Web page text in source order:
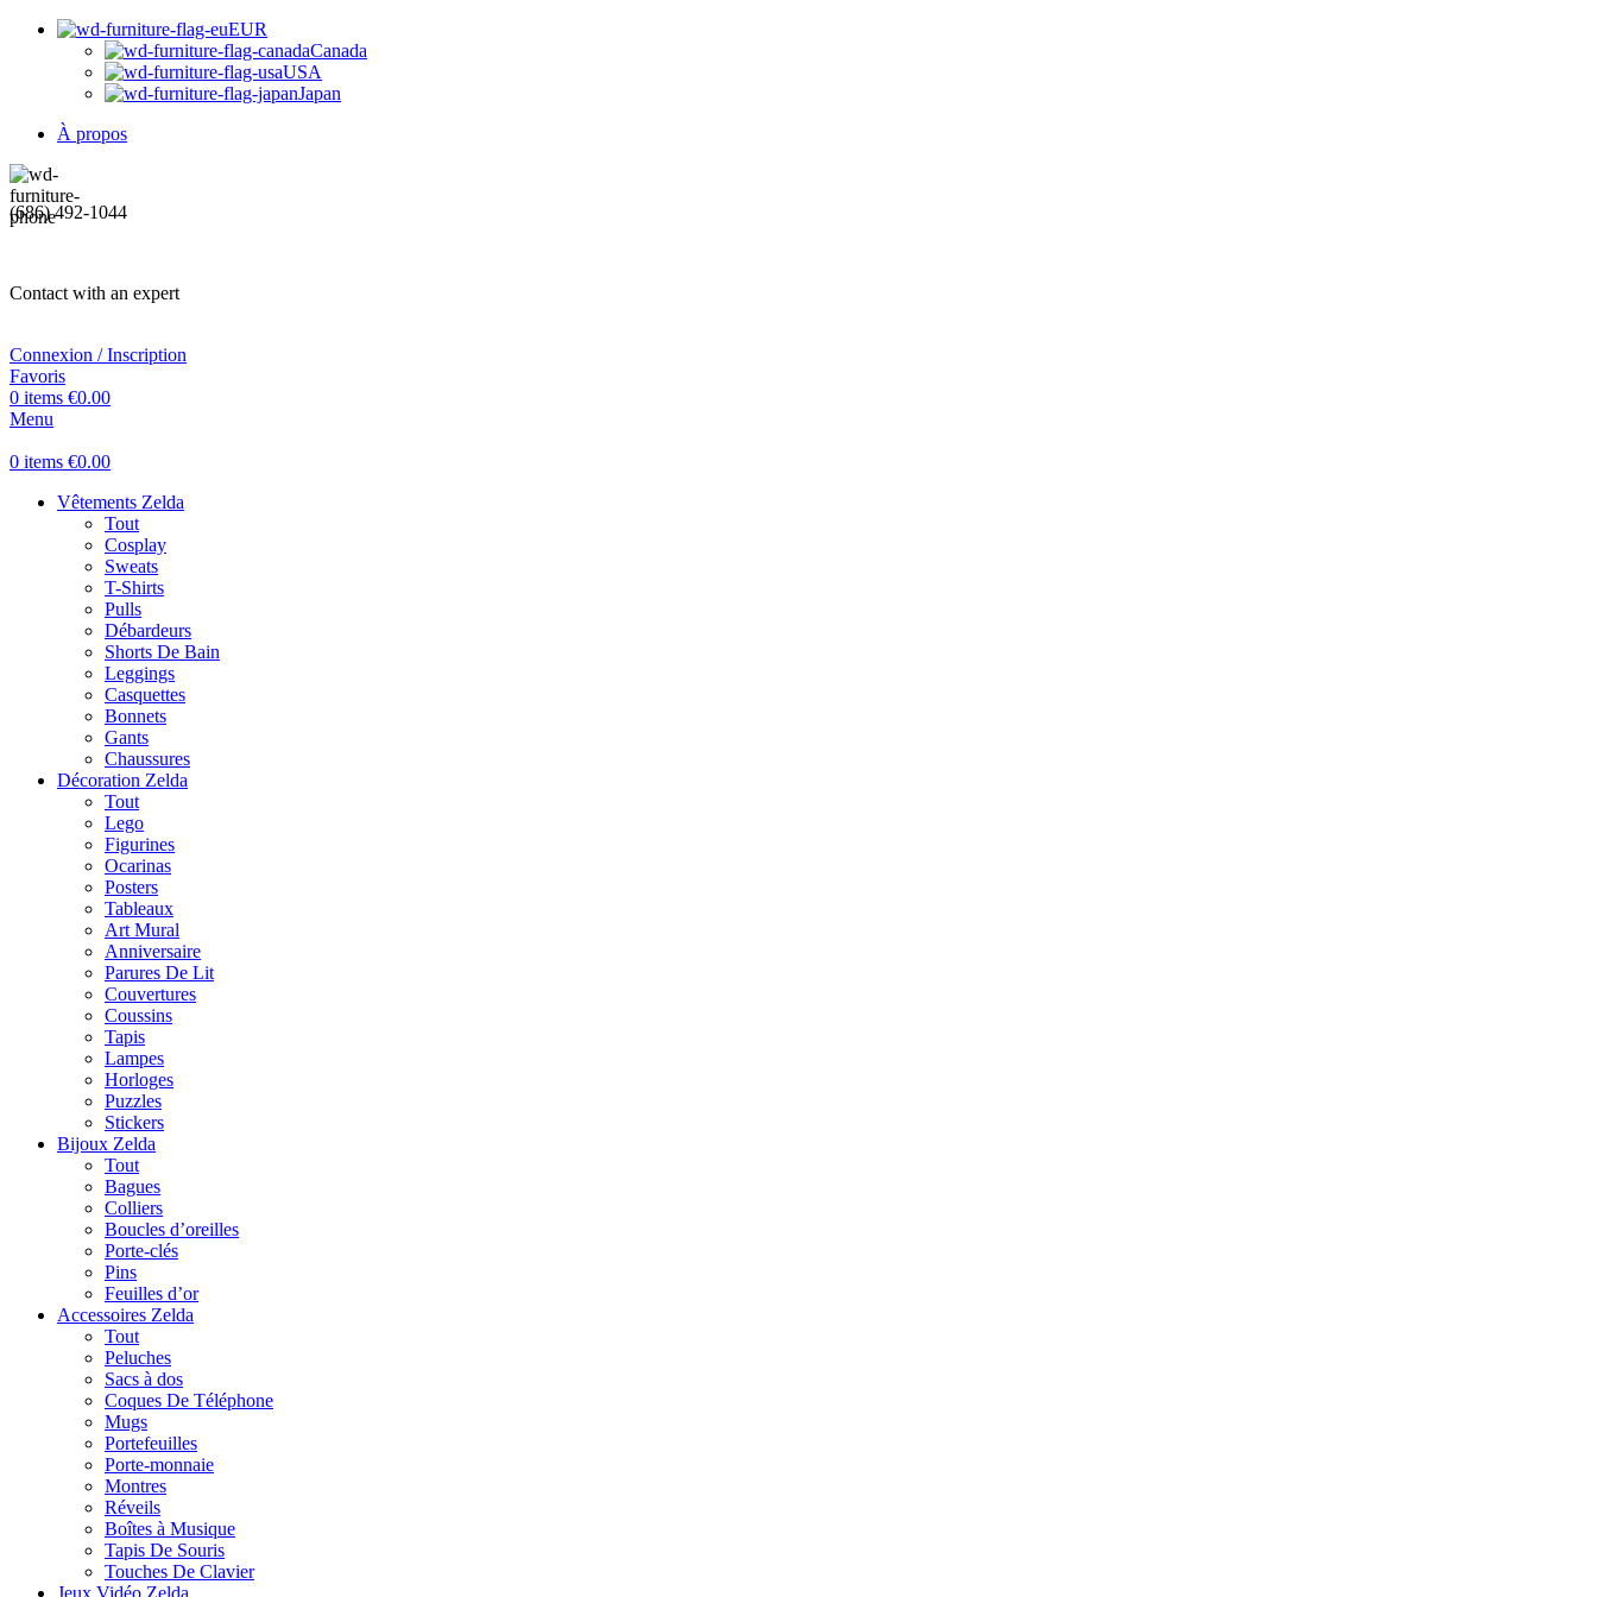
EUR
Canada
USA
Japan
À propos
(686) 492-1044
Contact with an expert
Connexion / Inscription
Favoris
0 items €0.00
Menu
0 items €0.00
Vêtements Zelda
Tout
Cosplay
Sweats
T-Shirts
Pulls
Débardeurs
Shorts De Bain
Leggings
Casquettes
Bonnets
Gants
Chaussures
Décoration Zelda
Tout
Lego
Figurines
Ocarinas
Posters
Tableaux
Art Mural
Anniversaire
Parures De Lit
Couvertures
Coussins
Tapis
Lampes
Horloges
Puzzles
Stickers
Bijoux Zelda
Tout
Bagues
Colliers
Boucles d’oreilles
Porte-clés
Pins
Feuilles d’or
Accessoires Zelda
Tout
Peluches
Sacs à dos
Coques De Téléphone
Mugs
Portefeuilles
Porte-monnaie
Montres
Réveils
Boîtes à Musique
Tapis De Souris
Touches De Clavier
Jeux Vidéo Zelda